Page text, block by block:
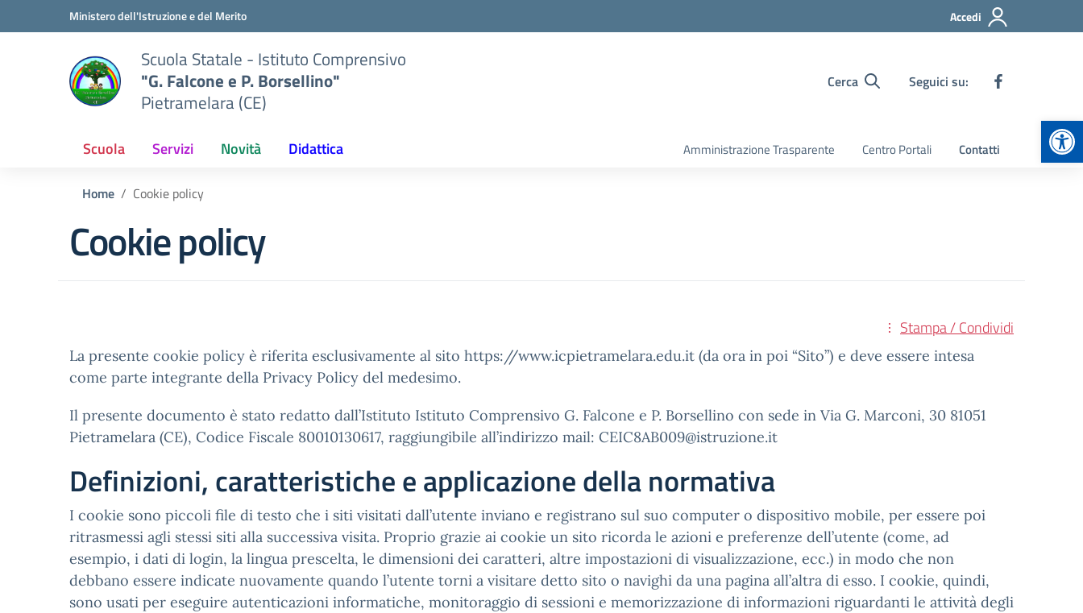
Vai ai contenuti
Vai al menu di navigazioneMinistero dell'Istruzione e del Merito Accedi
Scuola Statale - Istituto Comprensivo
"G. Falcone e P. Borsellino"
Pietramelara (CE)
Cerca Seguici su:
Scuola Servizi Novità Didattica Amministrazione Trasparente Centro Portali Contatti
Home Cookie policy
Cookie policy
Stampa / Condividi
La presente cookie policy è riferita esclusivamente al sito https://www.icpietramelara.edu.it (da ora in poi “Sito”) e deve essere intesa
come parte integrante della Privacy Policy del medesimo.
Il presente documento è stato redatto dall’Istituto Istituto Comprensivo G. Falcone e P. Borsellino con sede in Via G. Marconi, 30 81051
Pietramelara (CE), Codice Fiscale 80010130617, raggiungibile all’indirizzo mail: CEIC8AB009@istruzione.it
Definizioni, caratteristiche e applicazione della normativa
I cookie sono piccoli file di testo che i siti visitati dall’utente inviano e registrano sul suo computer o dispositivo mobile, per essere poi
ritrasmessi agli stessi siti alla successiva visita. Proprio grazie ai cookie un sito ricorda le azioni e preferenze dell’utente (come, ad
esempio, i dati di login, la lingua prescelta, le dimensioni dei caratteri, altre impostazioni di visualizzazione, ecc.) in modo che non
debbano essere indicate nuovamente quando l’utente torni a visitare detto sito o navighi da una pagina all’altra di esso. I cookie, quindi,
sono usati per eseguire autenticazioni informatiche, monitoraggio di sessioni e memorizzazione di informazioni riguardanti le attività degli